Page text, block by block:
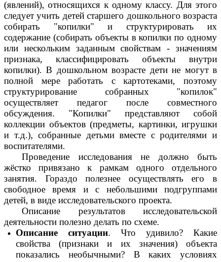
(явлений), относящихся к одному классу. Для этого
следует учить детей старшего дошкольного возраста
собирать "копилки" и структурировать их
содержание (собирать объекты в копилки по одному
или нескольким заданным свойствам - значениям
признака, классифицировать объекты внутри
копилки). В дошкольном возрасте дети не могут в
полной мере работать с картотеками, поэтому
структурирование собранных "копилок"
осуществляет педагог после совместного
обсуждения. "Копилки" представляют собой
коллекции объектов (предметы, картинки, игрушки
и т.д.), собранные детьми вместе с родителями и
воспитателями.
Проведение исследования не должно быть
жёстко привязано к рамкам одного отдельного
занятия. Гораздо полезнее осуществлять его в
свободное время и с небольшими подгруппами
детей, в виде исследовательского проекта.
Описание результатов исследовательской
деятельности полезно делать по схеме.
Описание ситуации. Что удивило? Какие
свойства (признаки и их значения) объекта
показались необычными? В каких условиях